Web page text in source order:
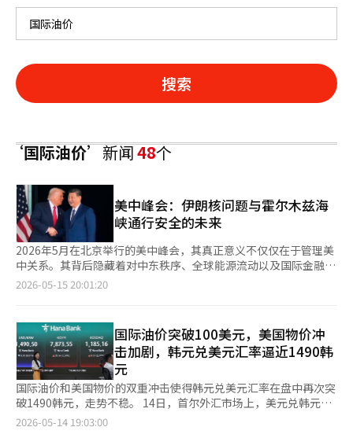
搜索
‘国际油价’新闻48个
美中峰会：伊朗核问题与霍尔木兹海
峡通行安全的未来
2026年5月在北京举行的美中峰会，其真正意义不仅仅在于管理美
中关系。其背后隐藏着对中东秩序、全球能源流动以及国际金融市
场不安的深刻考量。 此次会议中，全球外交界关注的焦点是伊朗
机方面达成了共识。 当前，全球经济实际上正处于三个火药桶之
上。首先是乌克兰战争的长期化，其次是围绕人工智能和半导体的
美中技术霸权竞争，最后是伊朗核问题和霍尔木兹海峡的风险。
霍尔木兹海峡不仅仅是一条海上通道，约三分之一的全球原油海上
运输量经过这里。沙特阿拉伯、阿联酋、科威特、卡塔尔、伊拉克
和伊朗的原油和液化天然气通过这条狭窄的海峡输送到亚洲和欧
洲。如果这条通道被封锁或发生军事冲突，国际油价、海运费和保
险费将迅速飙升。 美国与伊朗在核开发问题上已经进行了长期的
2026-05-15 20:01:20
国际油价突破100美元，美国物价冲
击加剧，韩元兑美元汇率逼近1490韩
元
国际油价和美国物价的双重冲击使得韩元兑美元汇率在盘中再次突
破1490韩元，走势不稳。 14日，首尔外汇市场上，美元兑韩元汇
率在上午9时20分时交易于1489.2韩元。 当天汇率以1489.8韩元开
2026-05-14 19:03:00